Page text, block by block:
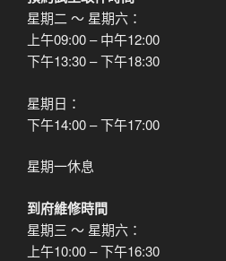
星期二 ～ 星期六：
上午09:00 – 中午12:00
下午13:30 – 下午18:30
星期日：
下午14:00 – 下午17:00
星期一休息
到府維修時間
星期三 ～ 星期六：
上午10:00 – 下午16:30